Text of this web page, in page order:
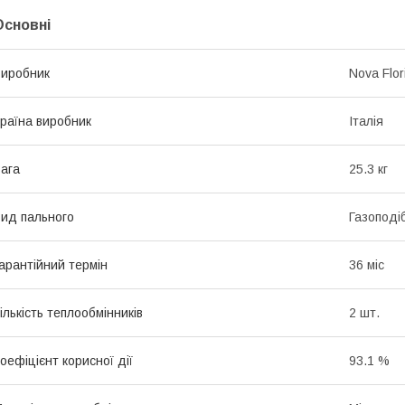
Nova
виробник Італія
25.3 кг
пального
термін 36 міс
теплообмінників 2 шт.
корисної дії 93.1 %